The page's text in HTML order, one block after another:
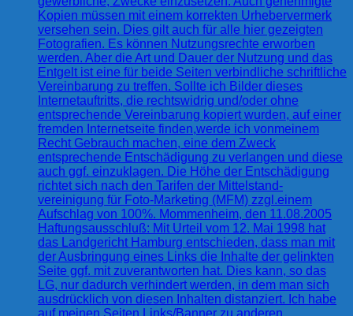
Kopien müssen mit einem korrekten Urhebervermerk
versehen sein. Dies gilt auch für alle hier gezeigten
Fotografien. Es können Nutzungsrechte erworben
werden. Aber die Art und Dauer der Nutzung und das
Entgelt ist eine für beide Seiten verbindliche schriftliche
Vereinbarung zu treffen. Sollte ich Bilder dieses
Internetauftritts, die rechtswidrig und/oder ohne
entsprechende Vereinbarung kopiert wurden, auf einer
fremden Internetseite finden,werde ich vonmeinem
Recht Gebrauch machen, eine dem Zweck
entsprechende Entschädigung zu verlangen und diese
auch ggf. einzuklagen. Die Höhe der Entschädigung
richtet sich nach den Tarifen der Mittelstand-
vereinigung für Foto-Marketing (MFM) zzgl.einem
Aufschlag von 100%. Mommenheim, den 11.08.2005
Haftungsausschluß: Mit Urteil vom 12. Mai 1998 hat
das Landgericht Hamburg entschieden, dass man mit
der Ausbringung eines Links die Inhalte der gelinkten
Seite ggf. mit zuverantworten hat. Dies kann, so das
LG, nur dadurch verhindert werden, in dem man sich
ausdrücklich von diesen Inhalten distanziert. Ich habe
auf meinen Seiten Links/Banner zu anderen